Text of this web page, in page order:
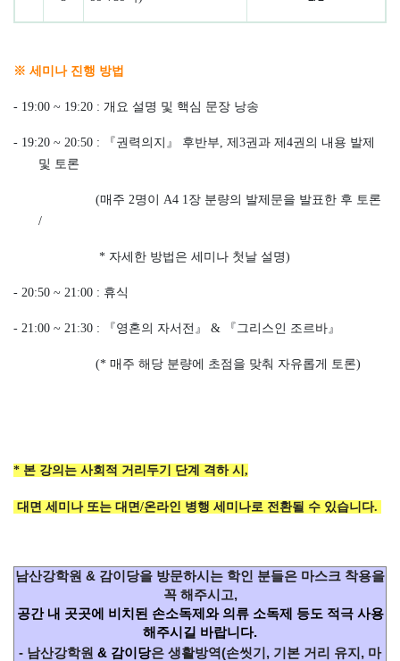
※ 세미나 진행 방법
- 19:00 ~ 19:20 : 개요 설명 및 핵심 문장 낭송
- 19:20 ~ 20:50 : 『 권력의지 』 후반부, 제 3권과 제 4권의 내용 발제
및 토론
(매주 2명이 A4 1장 분량의 발제문을 발표한 후 토론
/
* 자세한 방법은 세미나 첫날 설명)
- 20:50 ~ 21:00 : 휴식
- 21:00 ~ 21:30 : 『 영혼의 자서전 』 & 『 그리스인 조르바』
(* 매주 해당 분량에 초점을 맞춰 자유롭게 토론)
* 본 강의는 사회적 거리두기 단계 격하 시,
대면 세미나 또는 대면/온라인 병행 세미나로 전환될 수 있습니다.
남산강학원 & 감이당을 방문하시는 학인 분들은 마스크 착용을
꼭 해주시고,
공간 내 곳곳에 비치된 손소독제와 의류 소독제 등도 적극 사용
해주시길 바랍니다.
- 남산강학원 & 감이당은 생활방역(손씻기, 기본 거리 유지, 마